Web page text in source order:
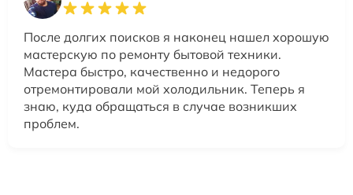
После долгих поисков я наконец нашел хорошую
мастерскую по ремонту бытовой техники.
Мастера быстро, качественно и недорого
отремонтировали мой холодильник. Теперь я
знаю, куда обращаться в случае возникших
проблем.